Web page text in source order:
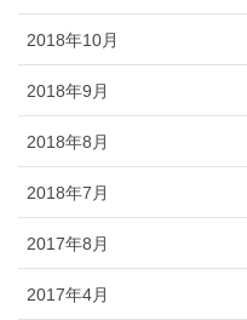
2018年10月
2018年9月
2018年8月
2018年7月
2017年8月
2017年4月